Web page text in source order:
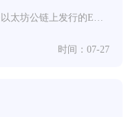
时间：07-27